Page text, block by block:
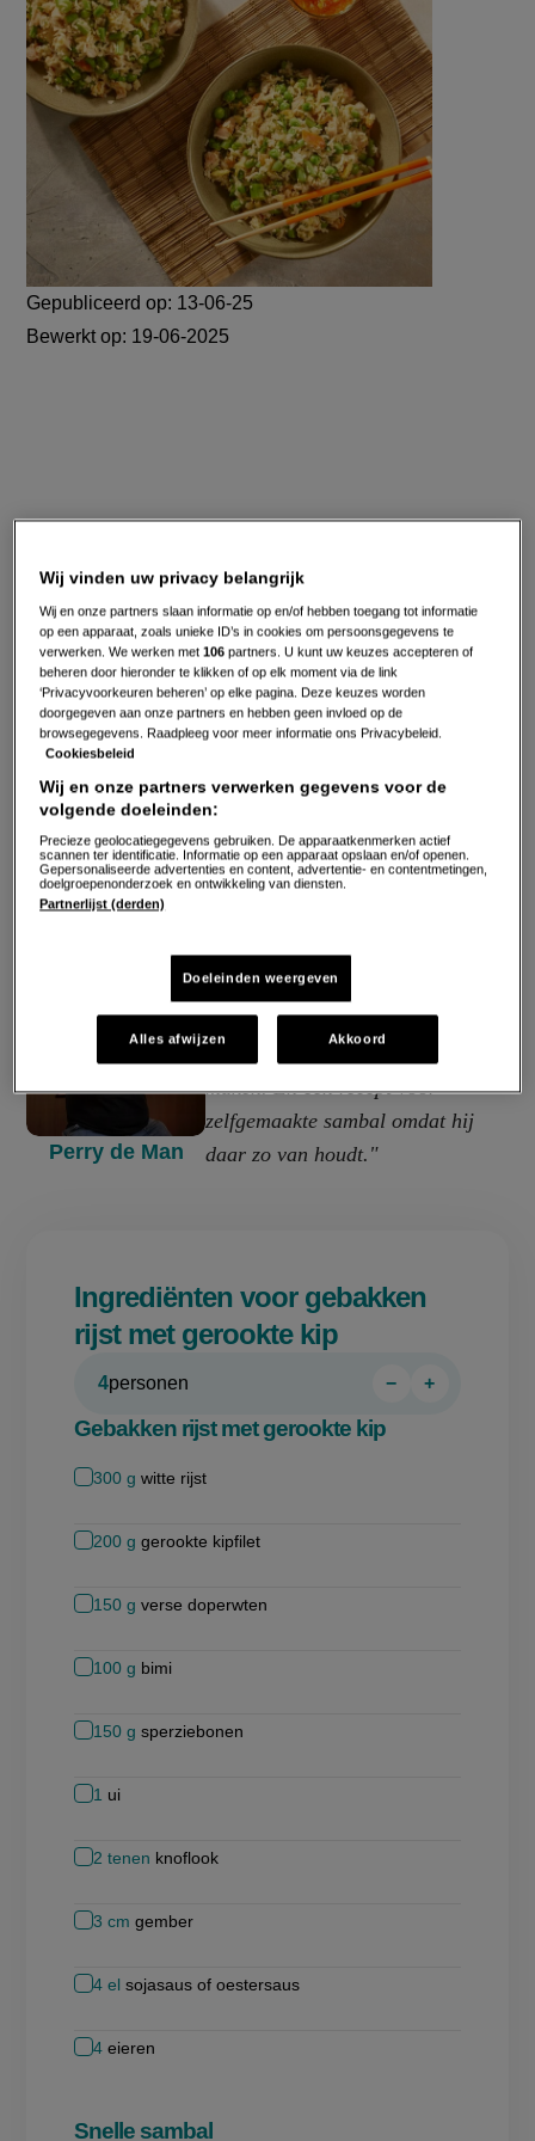
Gepubliceerd op: 13-06-25
Bewerkt op: 19-06-2025
Perry de Man
supermakkelijk is en stiekem ook
een beetje uit gemak. Ik ga
daarom een wat spannendere
maken. En een recept voor
zelfgemaakte sambal omdat hij
daar zo van houdt."
Ingrediënten voor gebakken
rijst met gerookte kip
4personen
Persoon
−
Persoon
+
Gebakken rijst met gerookte kip
300 g witte rijst
200 g gerookte kipfilet
150 g verse doperwten
100 g bimi
150 g sperziebonen
1 ui
2 tenen knoflook
3 cm gember
4 el sojasaus of oestersaus
4 eieren
Snelle sambal
Wij vinden uw privacy belangrijk
Wij en onze partners slaan informatie op en/of hebben toegang tot informatie
op een apparaat, zoals unieke ID’s in cookies om persoonsgegevens te
verwerken. We werken met106 partners. U kunt uw keuzes accepteren of
beheren door hieronder te klikken of op elk moment via de link
‘Privacyvoorkeuren beheren’ op elke pagina. Deze keuzes worden
doorgegeven aan onze partners en hebben geen invloed op de
browsegegevens. Raadpleeg voor meer informatie ons Privacybeleid.
Cookiesbeleid
Wij en onze partners verwerken gegevens voor de
volgende doeleinden:
Precieze geolocatiegegevens gebruiken. De apparaatkenmerken actief
scannen ter identificatie. Informatie op een apparaat opslaan en/of openen.
Gepersonaliseerde advertenties en content, advertentie- en contentmetingen,
doelgroepenonderzoek en ontwikkeling van diensten.
Partnerlijst (derden)
Doeleinden weergeven
Alles afwijzen Akkoord